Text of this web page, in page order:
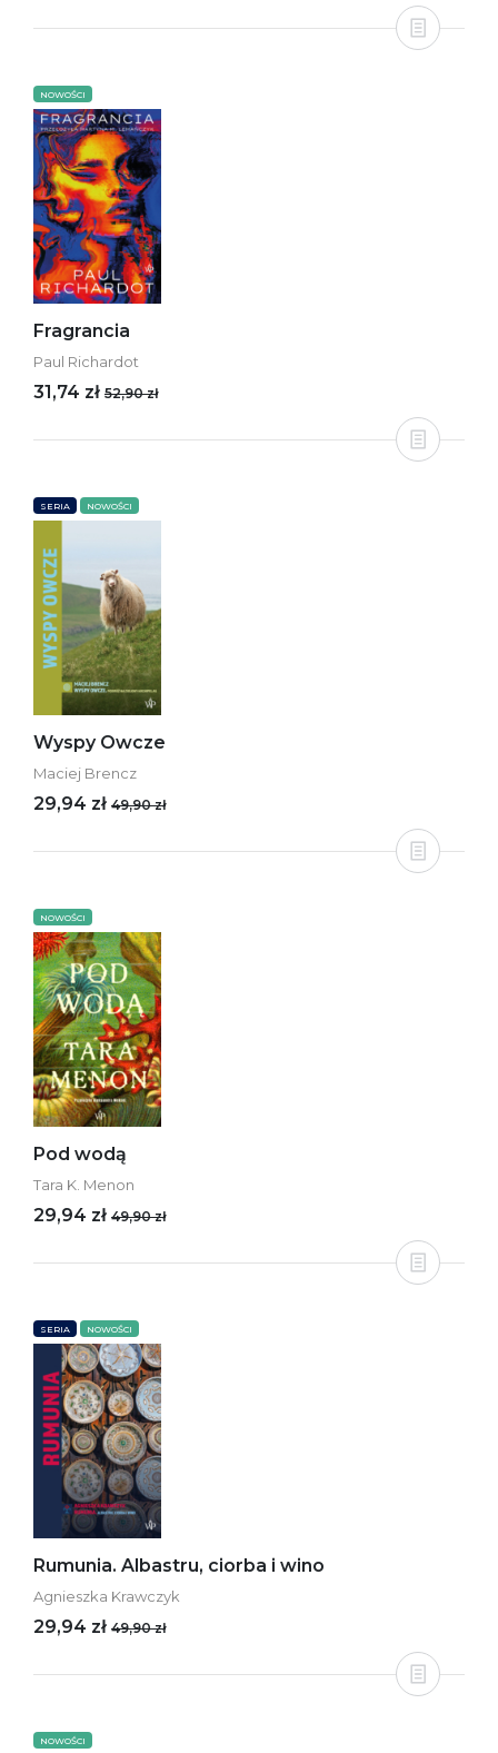
NOWOŚCI
Fragrancia
Paul Richardot
31,74 zł 52,90 zł
SERIA NOWOŚCI
Wyspy Owcze
Maciej Brencz
29,94 zł 49,90 zł
NOWOŚCI
Pod wodą
Tara K. Menon
29,94 zł 49,90 zł
SERIA NOWOŚCI
Rumunia. Albastru, ciorba i wino
Agnieszka Krawczyk
29,94 zł 49,90 zł
NOWOŚCI